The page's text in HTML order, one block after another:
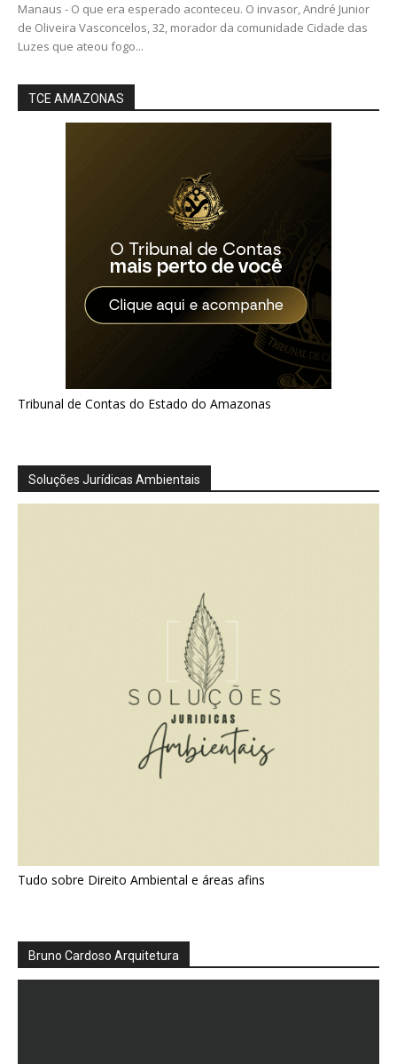
Manaus - O que era esperado aconteceu. O invasor, André Junior
de Oliveira Vasconcelos, 32, morador da comunidade Cidade das
Luzes que ateou fogo...
TCE AMAZONAS
Tribunal de Contas do Estado do Amazonas
Soluções Jurídicas Ambientais
Tudo sobre Direito Ambiental e áreas afins
Bruno Cardoso Arquitetura